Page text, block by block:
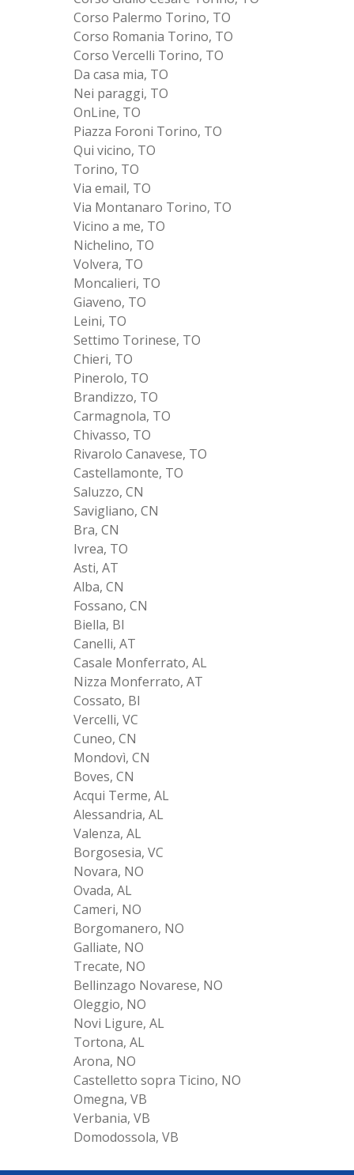
Corso Palermo Torino, TO
Corso Romania Torino, TO
Corso Vercelli Torino, TO
Da casa mia, TO
Nei paraggi, TO
OnLine, TO
Piazza Foroni Torino, TO
Qui vicino, TO
Torino, TO
Via email, TO
Via Montanaro Torino, TO
Vicino a me, TO
Nichelino, TO
Volvera, TO
Moncalieri, TO
Giaveno, TO
Leini, TO
Settimo Torinese, TO
Chieri, TO
Pinerolo, TO
Brandizzo, TO
Carmagnola, TO
Chivasso, TO
Rivarolo Canavese, TO
Castellamonte, TO
Saluzzo, CN
Savigliano, CN
Bra, CN
Ivrea, TO
Asti, AT
Alba, CN
Fossano, CN
Biella, BI
Canelli, AT
Casale Monferrato, AL
Nizza Monferrato, AT
Cossato, BI
Vercelli, VC
Cuneo, CN
Mondovì, CN
Boves, CN
Acqui Terme, AL
Alessandria, AL
Valenza, AL
Borgosesia, VC
Novara, NO
Ovada, AL
Cameri, NO
Borgomanero, NO
Galliate, NO
Trecate, NO
Bellinzago Novarese, NO
Oleggio, NO
Novi Ligure, AL
Tortona, AL
Arona, NO
Castelletto sopra Ticino, NO
Omegna, VB
Verbania, VB
Domodossola, VB